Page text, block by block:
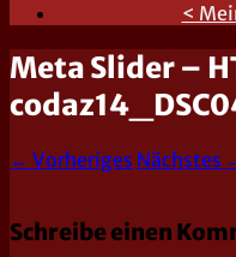
<
Meta Slider –
← Vorheriges Nächstes
Schreibe einen